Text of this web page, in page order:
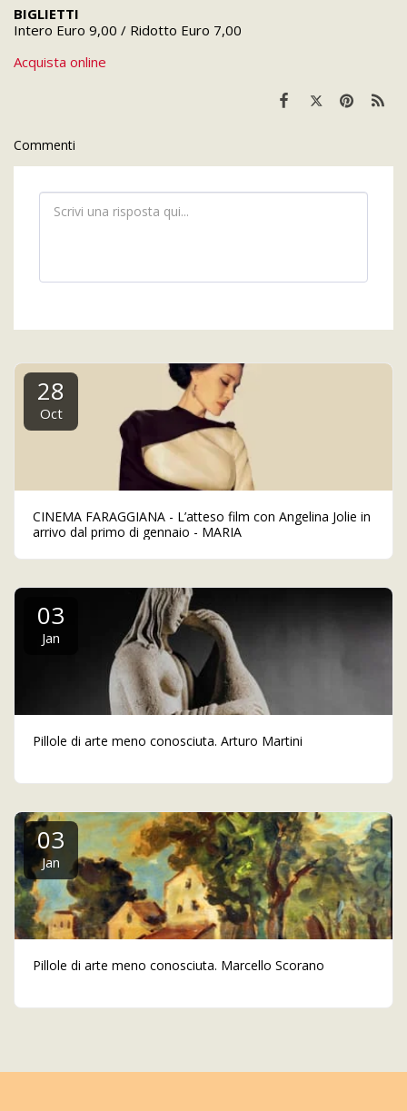
BIGLIETTI
Intero Euro 9,00 / Ridotto Euro 7,00
Acquista online
Commenti
28
Oct
CINEMA FARAGGIANA - L’atteso film con Angelina Jolie in
arrivo dal primo di gennaio - MARIA
03
Jan
Pillole di arte meno conosciuta. Arturo Martini
03
Jan
Pillole di arte meno conosciuta. Marcello Scorano